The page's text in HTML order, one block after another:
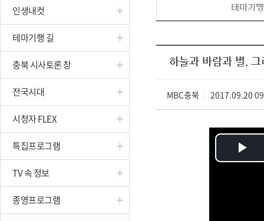
옥천
종영프로그램
인생내컷
테마기행 길
충북 시사토론 창
전국시대
시청자 FLEX
특집프로그램
TV 속 정보
종영프로그램
테마기
하늘과 바람과 별, 그
MBC충북 2017.09.20